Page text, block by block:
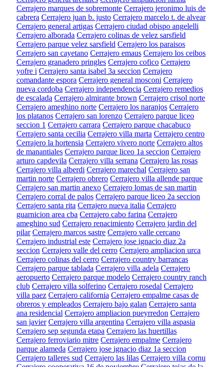
Cerrajero marques de sobremonte Cerrajero jeronimo luis de
cabrera Cerrajero juan b. justo Cerrajero marcelo t. de alvear
Cerrajero general artigas Cerrajero ciudad obispo angelelli
Cerrajero alborada Cerrajero colinas de velez sarsfield
Cerrajero parque velez sarsfield Cerrajero los paraisos
Cerrajero san cayetano Cerrajero emaus Cerrajero los ceibos
Cerrajero granadero pringles Cerrajero cofico Cerrajero
yofre i Cerrajero santa isabel 3a seccion Cerrajero
comandante espora Cerrajero general mosconi Cerrajero
nueva cordoba Cerrajero independencia Cerrajero remedios
de escalada Cerrajero almirante brown Cerrajero crisol norte
Cerrajero ameghino norte Cerrajero los naranjos Cerrajero
los platanos Cerrajero san lorenzo Cerrajero parque liceo
seccion 1 Cerrajero carrara Cerrajero parque chacabuco
Cerrajero santa cecilia Cerrajero villa marta Cerrajero centro
Cerrajero la hortensia Cerrajero vivero norte Cerrajero altos
de manantiales Cerrajero parque liceo 1a seccion Cerrajero
arturo capdevila Cerrajero villa serrana Cerrajero las rosas
Cerrajero villa alberdi Cerrajero marechal Cerrajero san
martin norte Cerrajero obrero Cerrajero villa allende parque
Cerrajero san martin anexo Cerrajero lomas de san martin
Cerrajero corral de palos Cerrajero parque liceo 2a seccion
Cerrajero santa rita Cerrajero nueva italia Cerrajero
guarnicion area cba Cerrajero cabo farina Cerrajero
ameghino sud Cerrajero renacimiento Cerrajero jardin del
pilar Cerrajero marcos sastre Cerrajero valle cercano
Cerrajero industrial este Cerrajero jose ignacio diaz 2a
seccion Cerrajero valle del cerro Cerrajero ampliacion urca
Cerrajero colinas del cerro Cerrajero country barrancas
Cerrajero parque tablada Cerrajero villa adela Cerrajero
aeropuerto Cerrajero parque modelo Cerrajero country ranch
club Cerrajero villa solferino Cerrajero rosedal Cerrajero
villa paez Cerrajero california Cerrajero empalme casas de
obreros y empleados Cerrajero bajo galan Cerrajero santa
ana residencial Cerrajero ampliacion pueyrredon Cerrajero
san javier Cerrajero villa argentina Cerrajero villa aspasia
Cerrajero sep segunda etapa Cerrajero las huertillas
Cerrajero ferroviario mitre Cerrajero empalme Cerrajero
parque alameda Cerrajero jose ignacio diaz 1a seccion
Cerrajero talleres sud Cerrajero las lilas Cerrajero villa cornu